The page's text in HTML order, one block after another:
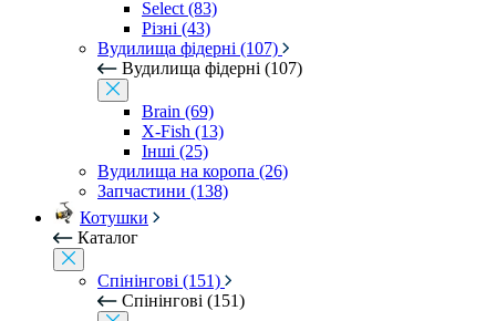
Select (83)
Різні (43)
Вудилища фідерні (107)
Вудилища фідерні (107)
Brain (69)
X-Fish (13)
Інші (25)
Вудилища на коропа (26)
Запчастини (138)
Котушки
Каталог
Спінінгові (151)
Спінінгові (151)